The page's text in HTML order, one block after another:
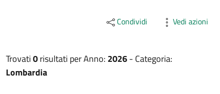
Condividi Vedi azioni
Trovati0risultati perAnno: 2026- Categoria:
Lombardia